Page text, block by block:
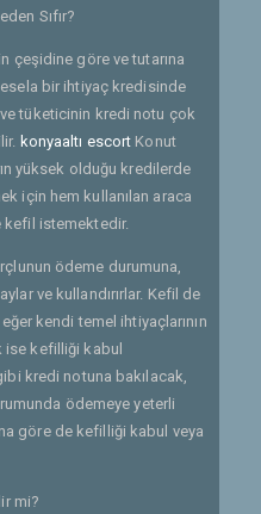
Sıfır?
çeşidine göre ve tutarına
bir ihtiyaç kredisinde
tüketicinin kredi notu çok
konyaaltı escort Konut
yüksek olduğu kredilerde
için hem kullanılan araca
kefil istemektedir.
ödeme durumuna,
ve kullandırırlar. Kefil de
kendi temel ihtiyaçlarının
kefilliği kabul
kredi notuna bakılacak,
ödemeye yeterli
göre de kefilliği kabul veya
mi?